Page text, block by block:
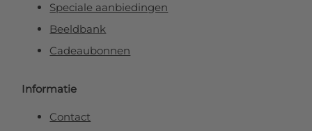
Speciale aanbiedingen
Beeldbank
Cadeaubonnen
Informatie
Contact